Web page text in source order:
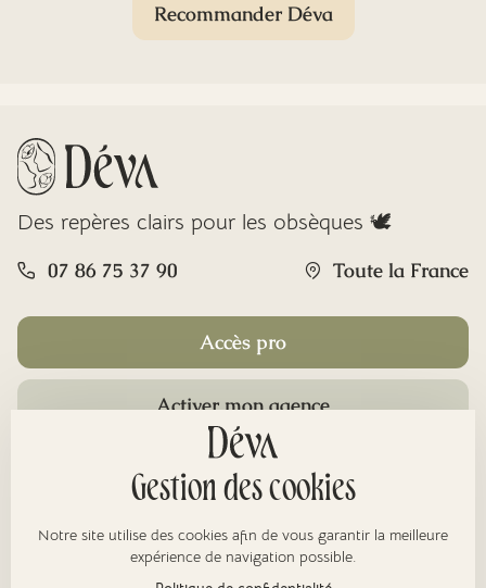
Recommander Déva
Des repères clairs pour les obsèques 🕊️
07 86 75 37 90 Toute la France
Accès pro
Activer mon agence
Gestion des cookies
Notre site utilise des cookies afin de vous garantir la meilleure
expérience de navigation possible.